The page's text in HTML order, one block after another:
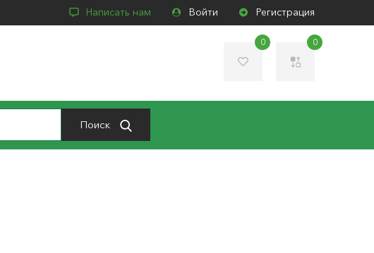
Написать нам Войти Регистрация
0 0
Поиск